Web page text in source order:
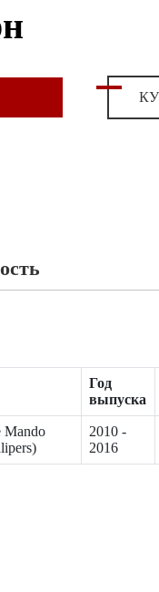
Год
выпуска
Mando
2010 -
2016